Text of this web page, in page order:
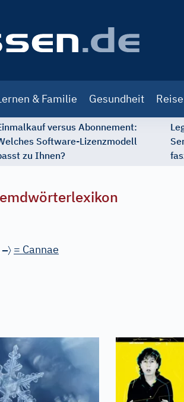
& Familie Gesundheit
versus Abonnement:
Software-Lizenzmodell
zu Ihnen?
–〉 = Cannae